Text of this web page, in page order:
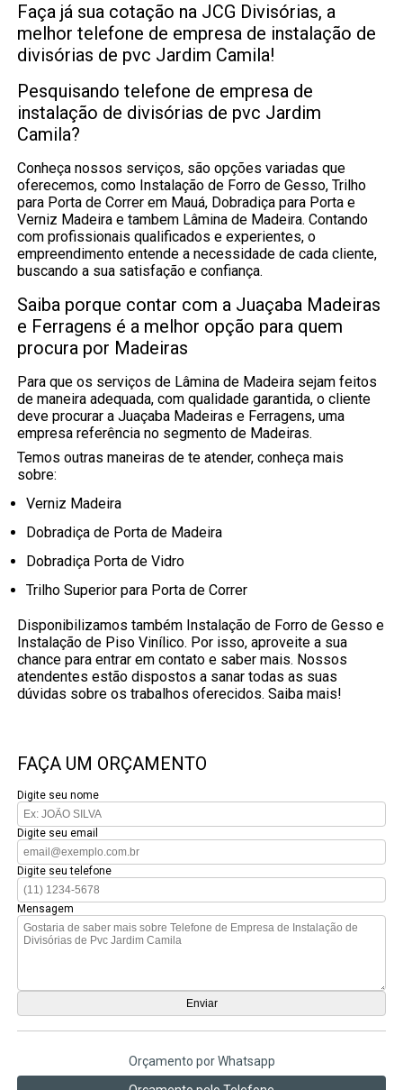
Faça já sua cotação na JCG Divisórias, a
melhor telefone de empresa de instalação de
divisórias de pvc Jardim Camila!
Pesquisando telefone de empresa de
instalação de divisórias de pvc Jardim
Camila?
Conheça nossos serviços, são opções variadas que
oferecemos, como Instalação de Forro de Gesso, Trilho
para Porta de Correr em Mauá, Dobradiça para Porta e
Verniz Madeira e tambem Lâmina de Madeira. Contando
com profissionais qualificados e experientes, o
empreendimento entende a necessidade de cada cliente,
buscando a sua satisfação e confiança.
Saiba porque contar com a Juaçaba Madeiras
e Ferragens é a melhor opção para quem
procura por Madeiras
Para que os serviços de Lâmina de Madeira sejam feitos
de maneira adequada, com qualidade garantida, o cliente
deve procurar a Juaçaba Madeiras e Ferragens, uma
empresa referência no segmento de Madeiras.
Temos outras maneiras de te atender, conheça mais
sobre:
Verniz Madeira
Dobradiça de Porta de Madeira
Dobradiça Porta de Vidro
Trilho Superior para Porta de Correr
Disponibilizamos também Instalação de Forro de Gesso e
Instalação de Piso Vinílico. Por isso, aproveite a sua
chance para entrar em contato e saber mais. Nossos
atendentes estão dispostos a sanar todas as suas
dúvidas sobre os trabalhos oferecidos. Saiba mais!
FAÇA UM ORÇAMENTO
Digite seu nome
Digite seu email
Digite seu telefone
Mensagem
Orçamento por Whatsapp